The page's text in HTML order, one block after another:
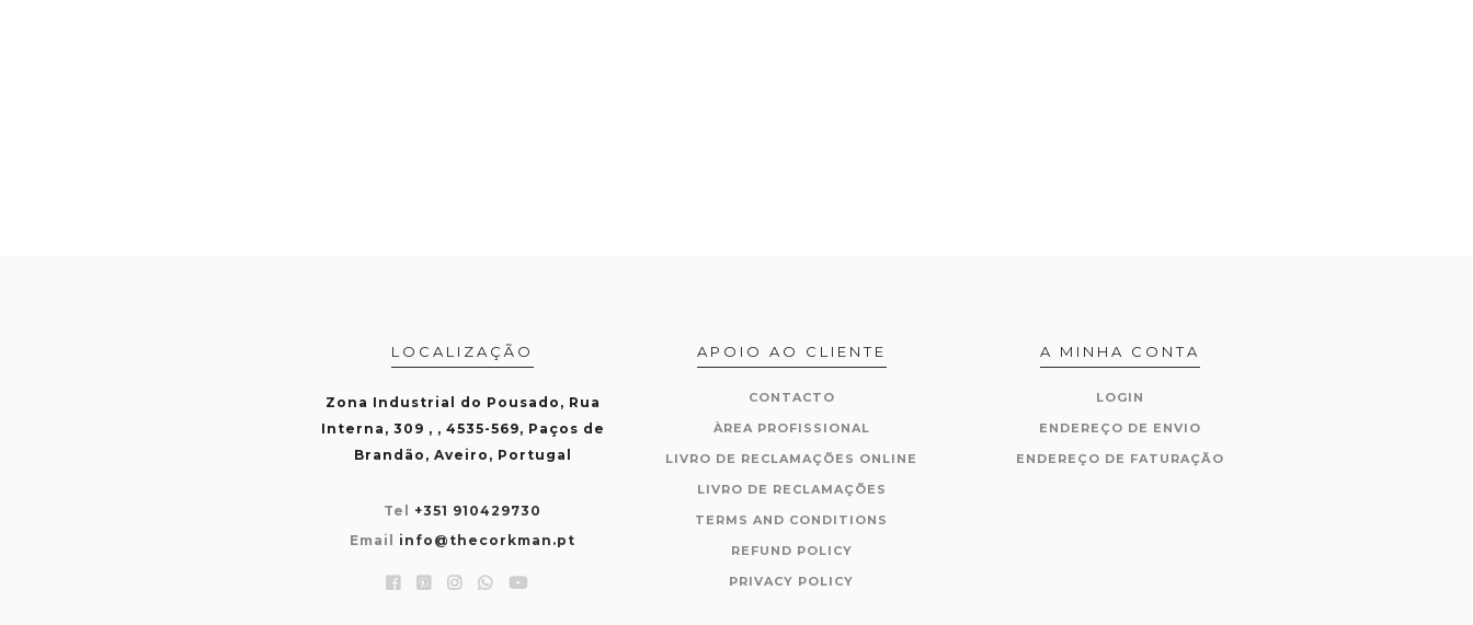
LOCALIZAÇÃO
Zona Industrial do Pousado, Rua
Interna, 309 , , 4535-569, Paços de
Brandão, Aveiro, Portugal
Tel +351 910429730
Email info@thecorkman.pt
APOIO AO CLIENTE
CONTACTO
ÀREA PROFISSIONAL
LIVRO DE RECLAMAÇÕES ONLINE
LIVRO DE RECLAMAÇÕES
TERMS AND CONDITIONS
REFUND POLICY
PRIVACY POLICY
A MINHA CONTA
LOGIN
ENDEREÇO DE ENVIO
ENDEREÇO DE FATURAÇÃO